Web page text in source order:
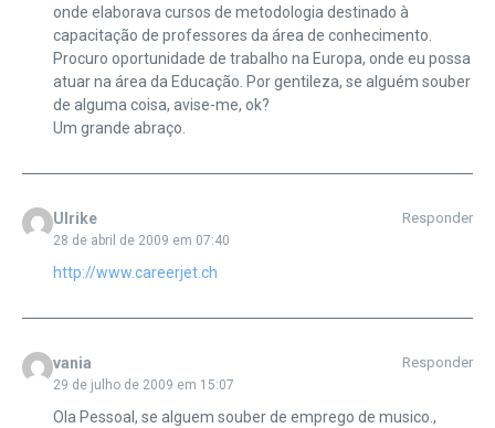
onde elaborava cursos de metodologia destinado à
capacitação de professores da área de conhecimento.
Procuro oportunidade de trabalho na Europa, onde eu possa
atuar na área da Educação. Por gentileza, se alguém souber
de alguma coisa, avise-me, ok?
Um grande abraço.
Ulrike
28 de abril de 2009 em 07:40
Responder
http://www.careerjet.ch
vania
29 de julho de 2009 em 15:07
Responder
Ola Pessoal, se alguem souber de emprego de musico.,